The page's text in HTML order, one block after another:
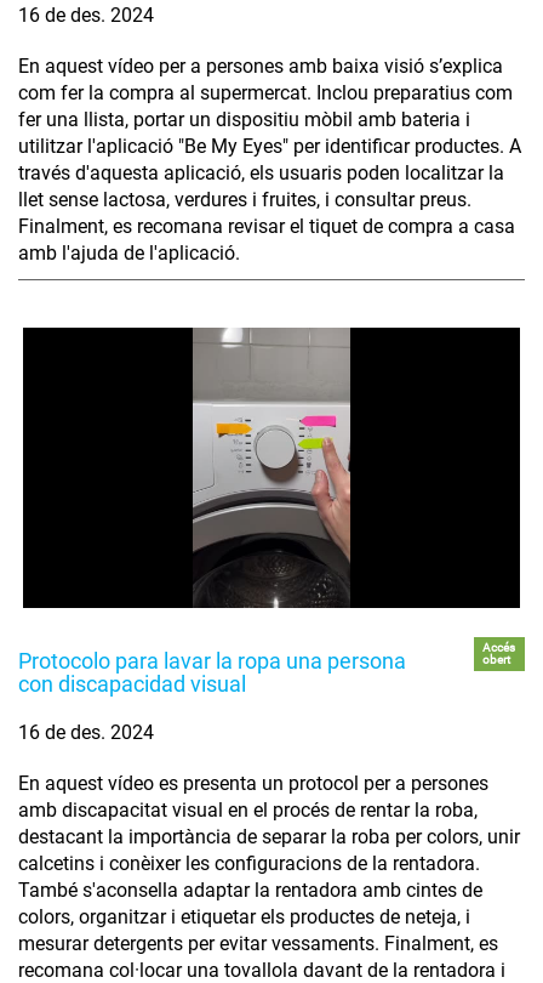
16 de des. 2024
En aquest vídeo per a persones amb baixa visió s’explica
com fer la compra al supermercat. Inclou preparatius com
fer una llista, portar un dispositiu mòbil amb bateria i
utilitzar l'aplicació "Be My Eyes" per identificar productes. A
través d'aquesta aplicació, els usuaris poden localitzar la
llet sense lactosa, verdures i fruites, i consultar preus.
Finalment, es recomana revisar el tiquet de compra a casa
amb l'ajuda de l'aplicació.
Protocolo para lavar la ropa una persona
con discapacidad visual
Accés
obert
16 de des. 2024
En aquest vídeo es presenta un protocol per a persones
amb discapacitat visual en el procés de rentar la roba,
destacant la importància de separar la roba per colors, unir
calcetins i conèixer les configuracions de la rentadora.
També s'aconsella adaptar la rentadora amb cintes de
colors, organitzar i etiquetar els productes de neteja, i
mesurar detergents per evitar vessaments. Finalment, es
recomana col·locar una tovallola davant de la rentadora i